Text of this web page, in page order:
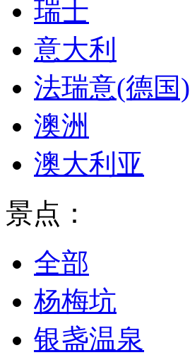
瑞士
意大利
法瑞意(德国)
澳洲
澳大利亚
景点：
全部
杨梅坑
银盏温泉